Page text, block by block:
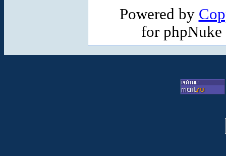
Powered by
for